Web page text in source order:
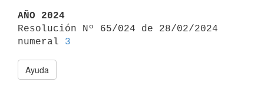
AÑO 2024
Resolución Nº 65/024 de 28/02/2024
numeral 3
Ayuda